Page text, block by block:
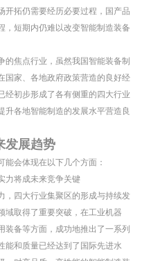
开拓仍需要经历必要过程，国产品
，短期内仍难以改变智能制造装备
的焦点行业，虽然我国智能装备制
国家、各地政府政策营造的良好经
经初步形成了各有侧重的四大行业
升各地智能制造的发展水平营造良
发展趋势
会体现在以下几个方面：
力将成未来竞争关键
，四大行业集聚区的形成与持续发
域取得了重要突破，在工业机器
装备等方面，成功地推出了一系列
能和质量已经达到了国际先进水